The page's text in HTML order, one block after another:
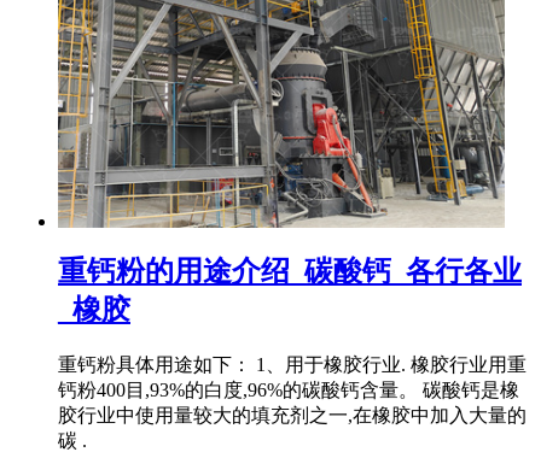
重钙粉的用途介绍_碳酸钙_各行各业
_橡胶
重钙粉具体用途如下： 1、用于橡胶行业. 橡胶行业用重
钙粉400目,93%的白度,96%的碳酸钙含量。 碳酸钙是橡
胶行业中使用量较大的填充剂之一,在橡胶中加入大量的
碳 .